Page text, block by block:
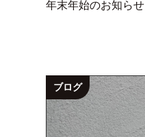
年末年始のお知らせ
ブログ